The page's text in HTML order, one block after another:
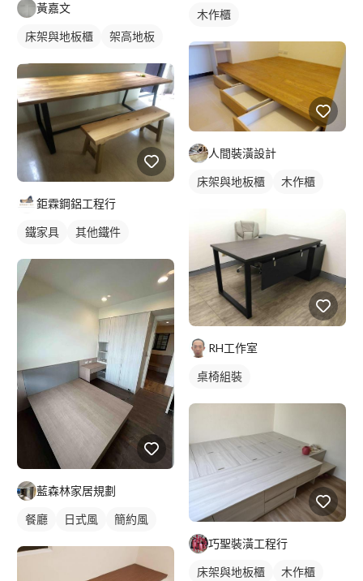
黃嘉文
床架與地板櫃 架高地板
鉅霖鋼鋁工程行
鐵家具 其他鐵件
藍森林家居規劃
餐廳 日式風 簡約風
木作櫃
人間裝潢設計
床架與地板櫃 木作櫃
RH工作室
桌椅組裝
巧聖裝潢工程行
床架與地板櫃 木作櫃